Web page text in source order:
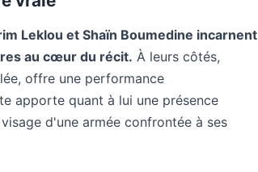
Leklou et Shaïn Boumedine incarnent
au cœur du récit. À leurs côtés,
offre une performance
apporte quant à lui une présence
d'une armée confrontée à ses